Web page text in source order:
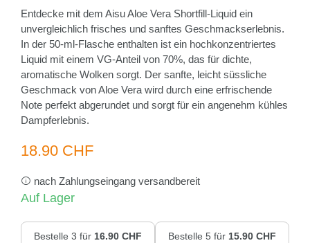
Entdecke mit dem Aisu Aloe Vera Shortfill-Liquid ein
unvergleichlich frisches und sanftes Geschmackserlebnis.
In der 50-ml-Flasche enthalten ist ein hochkonzentriertes
Liquid mit einem VG-Anteil von 70%, das für dichte,
aromatische Wolken sorgt. Der sanfte, leicht süssliche
Geschmack von Aloe Vera wird durch eine erfrischende
Note perfekt abgerundet und sorgt für ein angenehm kühles
Dampferlebnis.
18.90 CHF
nach Zahlungseingang versandbereit
Auf Lager
Bestelle 3 für 16.90 CHF
Bestelle 5 für 15.90 CHF